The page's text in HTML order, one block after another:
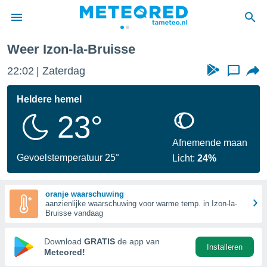
door
verstrekte
hoge
hebt de
voor
op basis
Weer Izon-la-Bruisse
22:02 Zaterdag ...
Heldere hemel
23°
Gevoelstemperatuur 25°
Afnemende maan
Licht:24%
oranje waarschuwing
aanzienlijke waarschuwing voor warme temp. in Izon-la-
Bruisse vandaag
Download GRATIS de app van
Meteored!
Installeren